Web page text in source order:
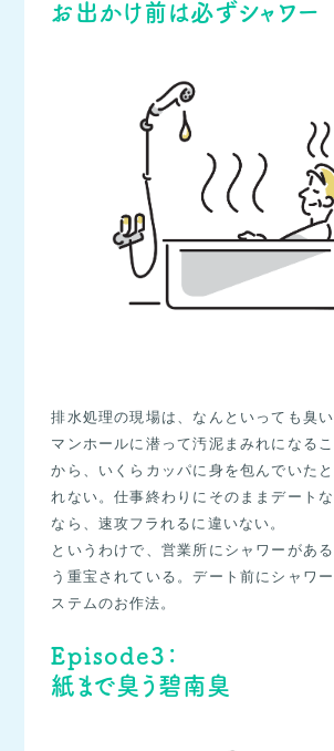
お出かけ前は必ずシャワー
排水処理の現場は、なんといっても臭い
マンホールに潜って汚泥まみれになる
から、いくらカッパに身を包んでいた
れない。仕事終わりにそのままデート
なら、速攻フラれるに違いない。
というわけで、営業所にシャワーがあ
う重宝されている。デート前にシャワ
ステムのお作法。
Episode3：
紙まで臭う碧南臭